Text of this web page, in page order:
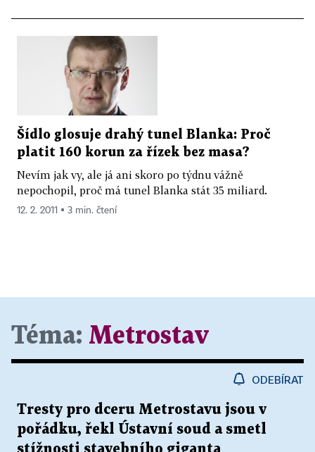
Šídlo glosuje drahý tunel Blanka: Proč
platit 160 korun za řízek bez masa?
Nevím jak vy, ale já ani skoro po týdnu vážně
nepochopil, proč má tunel Blanka stát 35 miliard.
12. 2. 2011 ▪ 3 min. čtení
Téma: Metrostav
ODEBÍRAT
Tresty pro dceru Metrostavu jsou v
pořádku, řekl Ústavní soud a smetl
stížnosti stavebního giganta